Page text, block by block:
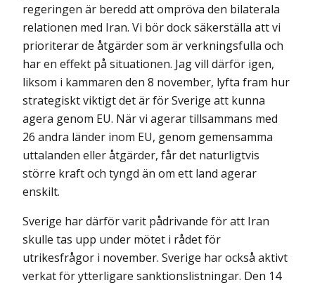
regeringen är beredd att ompröva den bilaterala
relationen med Iran. Vi bör dock säkerställa att vi
prioriterar de åtgärder som är verkningsfulla och
har en effekt på situationen. Jag vill därför igen,
liksom i kammaren den 8 november, lyfta fram hur
strategiskt viktigt det är för Sverige att kunna
agera genom EU. När vi agerar tillsammans med
26 andra länder inom EU, genom gemensamma
uttalanden eller åtgärder, får det naturligtvis
större kraft och tyngd än om ett land agerar
enskilt.
Sverige har därför varit pådrivande för att Iran
skulle tas upp under mötet i rådet för
utrikesfrågor i november. Sverige har också aktivt
verkat för ytterligare sanktionslistningar. Den 14